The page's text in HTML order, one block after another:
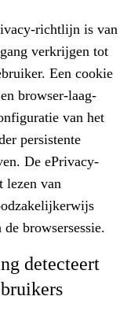
richtlijn is van
verkrijgen tot
Een cookie
browser-laag-
van het
persistente
De ePrivacy-
lezen van
browsersessie.
detecteert